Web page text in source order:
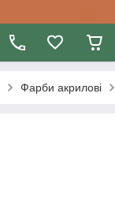
Фарби акрилові